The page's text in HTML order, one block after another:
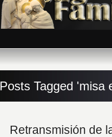
Posts Tagged 'misa
Retransmisión de